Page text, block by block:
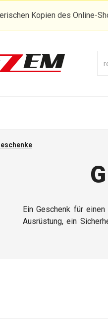
Kopien des Online-
Ein Geschenk für
Ausrüstung, ein
andere Erwartungen.
einen erfahrenen